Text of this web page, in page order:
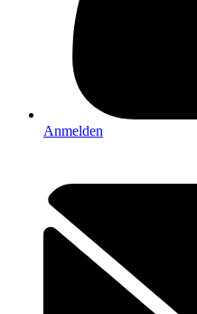
Anmelden